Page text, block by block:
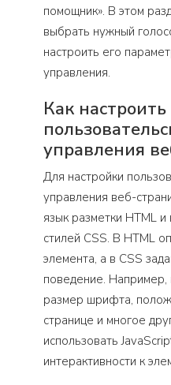
помощник». В этом
выбрать нужный
настроить его
управления.
Как настроить
управления
Для настройки
управления веб-
язык разметки HTML
стилей CSS. В HTML
элемента, а в CSS
поведение.
размер шрифта,
странице и многое
использовать
интерактивности к